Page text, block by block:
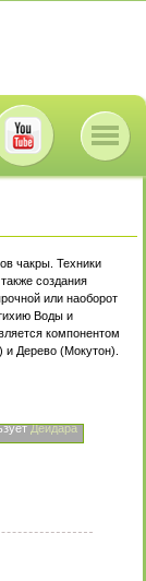
чакры. Техники
создания
или наоборот
Воды и
компонентом
и Дерево (Мокутон).
Дейдара